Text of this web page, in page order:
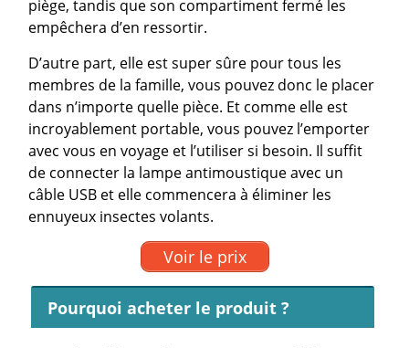
piège, tandis que son compartiment fermé les
empêchera d’en ressortir.
D’autre part, elle est super sûre pour tous les
membres de la famille, vous pouvez donc le placer
dans n’importe quelle pièce. Et comme elle est
incroyablement portable, vous pouvez l’emporter
avec vous en voyage et l’utiliser si besoin. Il suffit
de connecter la lampe antimoustique avec un
câble USB et elle commencera à éliminer les
ennuyeux insectes volants.
Voir le prix
Pourquoi acheter le produit ?